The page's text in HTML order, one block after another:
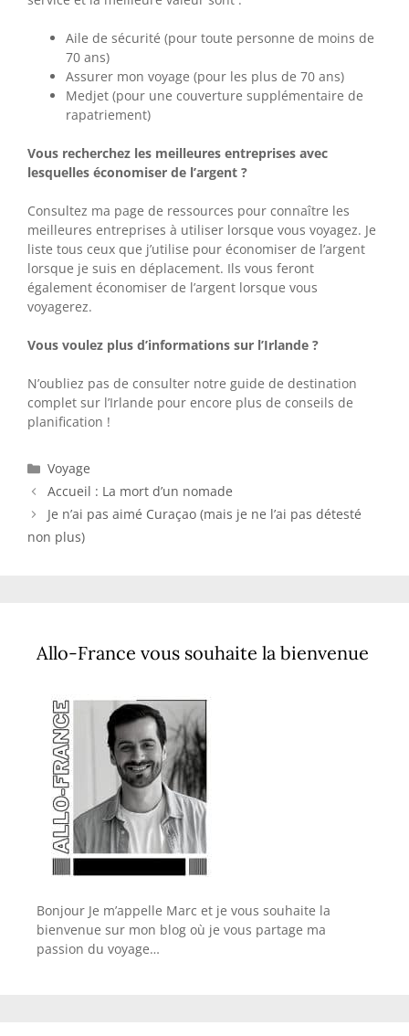
Aile de sécurité (pour toute personne de moins de
70 ans)
Assurer mon voyage (pour les plus de 70 ans)
Medjet (pour une couverture supplémentaire de
rapatriement)
Vous recherchez les meilleures entreprises avec
lesquelles économiser de l’argent ?
Consultez ma page de ressources pour connaître les
meilleures entreprises à utiliser lorsque vous voyagez. Je
liste tous ceux que j’utilise pour économiser de l’argent
lorsque je suis en déplacement. Ils vous feront
également économiser de l’argent lorsque vous
voyagerez.
Vous voulez plus d’informations sur l’Irlande ?
N’oubliez pas de consulter notre guide de destination
complet sur l’Irlande pour encore plus de conseils de
planification !
Catégories
Voyage
Accueil : La mort d’un nomade
Je n’ai pas aimé Curaçao (mais je ne l’ai pas détesté
non plus)
Allo-France vous souhaite la bienvenue
Bonjour Je m’appelle Marc et je vous souhaite la
bienvenue sur mon blog où je vous partage ma
passion du voyage…